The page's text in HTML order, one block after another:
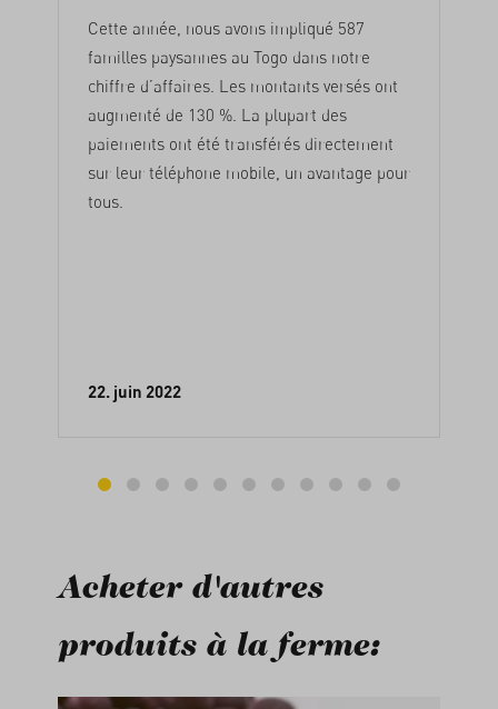
Cette année, nous avons impliqué 587
familles paysannes au Togo dans notre
chiffre d’affaires. Les montants versés ont
augmenté de 130 %. La plupart des
paiements ont été transférés directement
sur leur téléphone mobile, un avantage pour
tous.
22. juin 2022
Acheter d'autres
produits à la ferme: